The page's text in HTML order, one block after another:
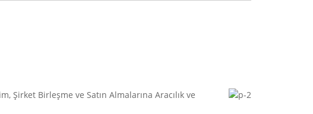
Şirket Birleşme ve Satın Almalarına Aracılık ve